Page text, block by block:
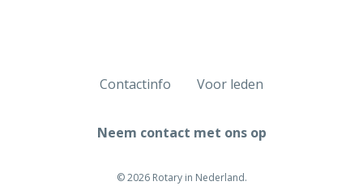
Contactinfo Voor leden
Neem contact met ons op
© 2026 Rotary in Nederland.